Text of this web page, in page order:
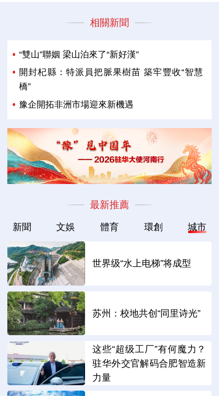
相關新聞
“雙山”聯姻 梁山泊來了“新好漢”
開封杞縣：特派員把脈果樹苗 築牢豐收“智慧
橋”
豫企開拓非洲市場迎來新機遇
最新推薦
新聞 文娛 體育 環創 城市
世界级“水上电梯”将成型
苏州：校地共创“同里诗光”
这些“超级工厂”有何魔力？
驻华外交官解码合肥智造新
力量